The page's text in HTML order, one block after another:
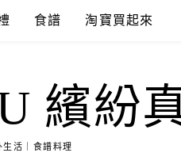
食譜 淘寶買起來
繽紛
生活｜食譜料理